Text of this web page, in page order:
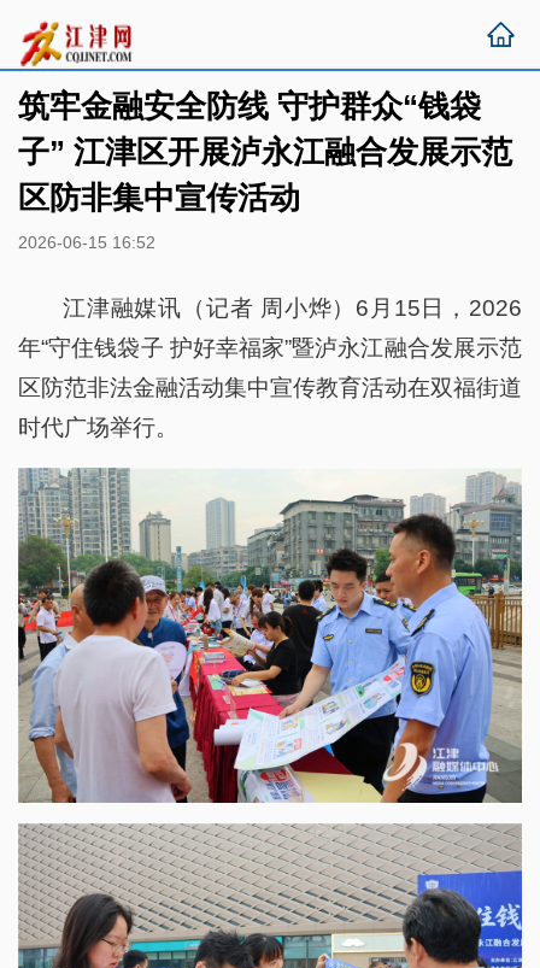
筑牢金融安全防线 守护群众“钱袋
子” 江津区开展泸永江融合发展示范
区防非集中宣传活动
2026-06-15 16:52
江津融媒讯（记者 周小烨）6月15日，2026
年“守住钱袋子 护好幸福家”暨泸永江融合发展示范
区防范非法金融活动集中宣传教育活动在双福街道
时代广场举行。